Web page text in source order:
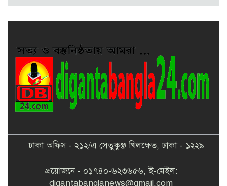
ঢাকা অফিস - ২১২/এ সেতুকুঞ্জ খিলক্ষেত, ঢাকা - ১২২৯
প্রয়োজনে - ০১৭৪০-৬২৩৬৫৬, ই-মেইল:
digantabanglanews@gmail.com